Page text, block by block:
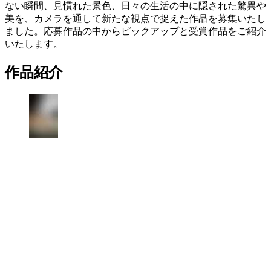
ない瞬間、見慣れた景色、日々の生活の中に隠された驚異や
美を、カメラを通して新たな視点で捉えた作品を募集いたし
ました。応募作品の中からピックアップと受賞作品をご紹介
いたします。
作品紹介